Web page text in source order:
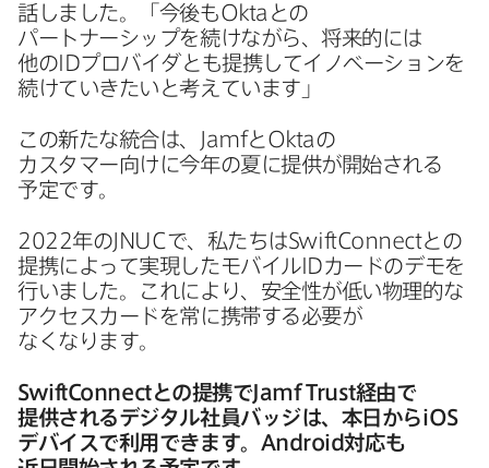
話しました。​「今後もOkta との​
パートナーシップを​続けながら、​将来的には​
他の IDプロバイダとも​提携して​イノベーションを​
続けていきたいと​考えています」
この​新たな​統合は、 Jamfと Oktaの​
カスタマー向けに​今年の​夏に​提供が​開始される​
予定です。
2022年の JNUCで、​私たちはSwiftConnectとの​
提携に​よって​実現した​モバイルIDカードの​デモを​
行いました。​これに​より、​安全性が​低い​物理的な​
アクセスカードを​常に​携帯する​必要が​
なくなります。
SwiftConnectとの​提携でJamf Trust経由で​
提供される​デジタル社員バッジは、​本日からiOS
デバイスで​利用できます。 Android対応も​